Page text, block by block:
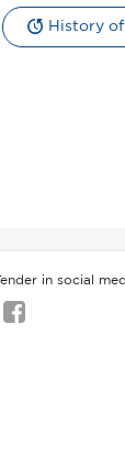
History
in social